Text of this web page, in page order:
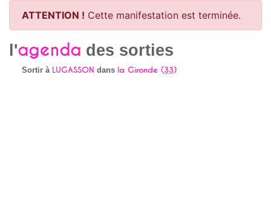
ATTENTION ! Cette manifestation est terminée.
l'agenda des sorties
Sortir à LUGASSON dans la Gironde (33)